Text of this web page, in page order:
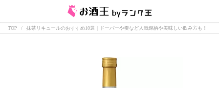
TOP 抹茶リキュールのおすすめ10選｜ドーバーや奏など人気銘柄や美味しい飲み方も！